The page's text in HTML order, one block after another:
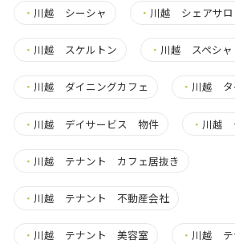
・ 川越 シーシャ ・ 川越 シェアサロ
・ 川越 スケルトン ・ 川越 スペシャ
・ 川越 ダイニングカフェ ・ 川越 タ
・ 川越 デイサービス 物件 ・ 川越
・ 川越 テナント カフェ居抜き
・ 川越 テナント 不動産会社
・ 川越 テナント 美容室 ・ 川越